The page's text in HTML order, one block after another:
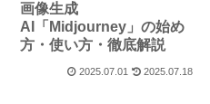
画像生成
AI「Midjourney」の始め
方・使い方・徹底解説
2025.07.01 2025.07.18